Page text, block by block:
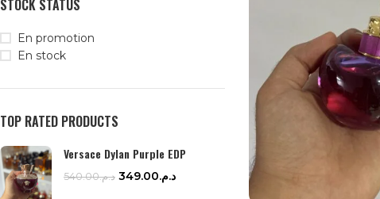
STOCK STATUS
En promotion
En stock
TOP RATED PRODUCTS
Versace Dylan Purple EDP
د.م.540.00 د.م.349.00